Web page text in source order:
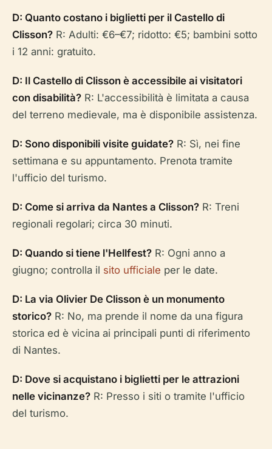
D: Quanto costano i biglietti per il Castello di
Clisson? R: Adulti: €6–€7; ridotto: €5; bambini sotto
i 12 anni: gratuito.
D: Il Castello di Clisson è accessibile ai visitatori
con disabilità? R: L'accessibilità è limitata a causa
del terreno medievale, ma è disponibile assistenza.
D: Sono disponibili visite guidate? R: Sì, nei fine
settimana e su appuntamento. Prenota tramite
l'ufficio del turismo.
D: Come si arriva da Nantes a Clisson? R: Treni
regionali regolari; circa 30 minuti.
D: Quando si tiene l'Hellfest? R: Ogni anno a
giugno; controlla il sito ufficiale per le date.
D: La via Olivier De Clisson è un monumento
storico? R: No, ma prende il nome da una figura
storica ed è vicina ai principali punti di riferimento
di Nantes.
D: Dove si acquistano i biglietti per le attrazioni
nelle vicinanze? R: Presso i siti o tramite l'ufficio
del turismo.